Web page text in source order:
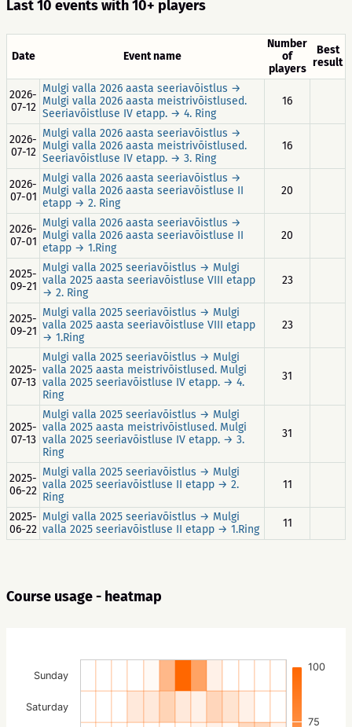
Last 10 events with 10+ players
Date Event name
Number
of
players
Best
result
2026-
07-12
Mulgi valla 2026 aasta seeriavõistlus →
Mulgi valla 2026 aasta meistrivõistlused.
Seeriavõistluse IV etapp. → 4. Ring
16
2026-
07-12
Mulgi valla 2026 aasta seeriavõistlus →
Mulgi valla 2026 aasta meistrivõistlused.
Seeriavõistluse IV etapp. → 3. Ring
16
2026-
07-01
Mulgi valla 2026 aasta seeriavõistlus →
Mulgi valla 2026 aasta seeriavõistluse II
etapp → 2. Ring
20
2026-
07-01
Mulgi valla 2026 aasta seeriavõistlus →
Mulgi valla 2026 aasta seeriavõistluse II
etapp → 1.Ring
20
2025-
09-21
Mulgi valla 2025 seeriavõistlus → Mulgi
valla 2025 aasta seeriavõistluse VIII etapp
→ 2. Ring
23
2025-
09-21
Mulgi valla 2025 seeriavõistlus → Mulgi
valla 2025 aasta seeriavõistluse VIII etapp
→ 1.Ring
23
2025-
07-13
Mulgi valla 2025 seeriavõistlus → Mulgi
valla 2025 aasta meistrivõistlused. Mulgi
valla 2025 seeriavõistluse IV etapp. → 4.
Ring
31
2025-
07-13
Mulgi valla 2025 seeriavõistlus → Mulgi
valla 2025 aasta meistrivõistlused. Mulgi
valla 2025 seeriavõistluse IV etapp. → 3.
Ring
31
2025-
06-22
Mulgi valla 2025 seeriavõistlus → Mulgi
valla 2025 seeriavõistluse II etapp → 2.
Ring
11
2025-
06-22
Mulgi valla 2025 seeriavõistlus → Mulgi
valla 2025 seeriavõistluse II etapp → 1.Ring
11
Course usage - heatmap
75
100
Saturday
Sunday